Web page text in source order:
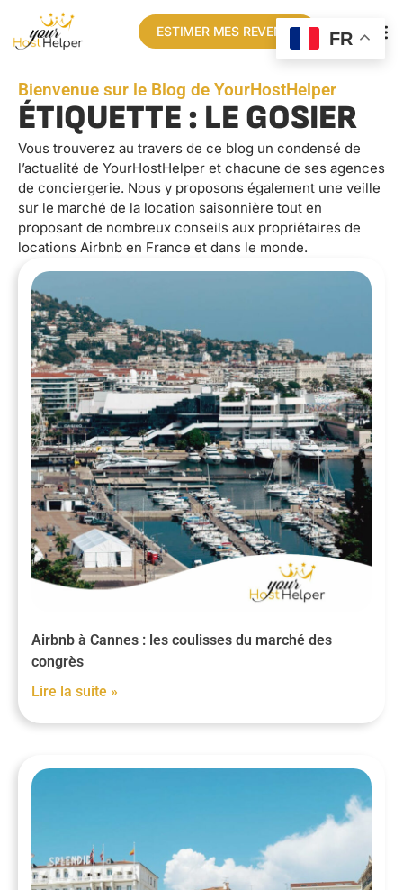
ESTIMER MES REVENUS
Bienvenue sur le Blog de YourHostHelper
ÉTIQUETTE : LE GOSIER
Vous trouverez au travers de ce blog un condensé de
l’actualité de YourHostHelper et chacune de ses agences
de conciergerie. Nous y proposons également une veille
sur le marché de la location saisonnière tout en
proposant de nombreux conseils aux propriétaires de
locations Airbnb en France et dans le monde.
Airbnb à Cannes : les coulisses du marché des
congrès
Lire la suite »
FR